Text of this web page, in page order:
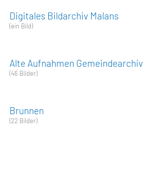
Digitales Bildarchiv Malans
(ein Bild)
Alte Aufnahmen Gemeindearchiv
(46 Bilder)
Brunnen
(22 Bilder)